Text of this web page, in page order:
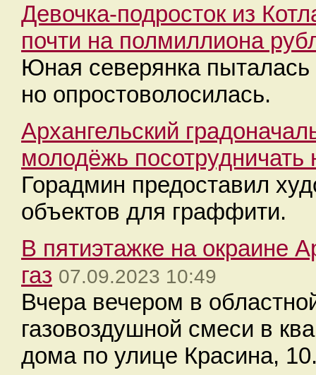
Девочка-подросток из
почти на полмиллиона
Юная северянка
но опростоволосилась.
Архангельский
молодёжь посотрудничать
Горадмин предоставил
объектов для граффити.
В пятиэтажке на окраине
газ 07.09.2023 10:49
Вчера вечером в
газовоздушной смеси в
дома по улице Красина,